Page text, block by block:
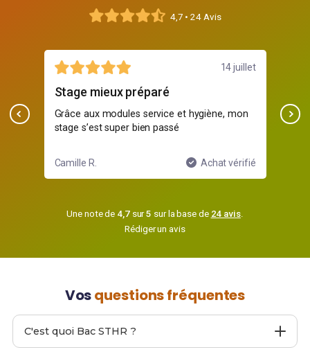
4,7 • 24 Avis
14 juillet
préparé
service et hygiène, mon
bien passé
Achat vérifié
C’est pro, mais expliqué
Mehdi K.
Une note de 4,7sur5 sur la base de 24 avis.
Rédiger un avis
Vosquestions fréquentes
C'est quoi Bac STHR ?